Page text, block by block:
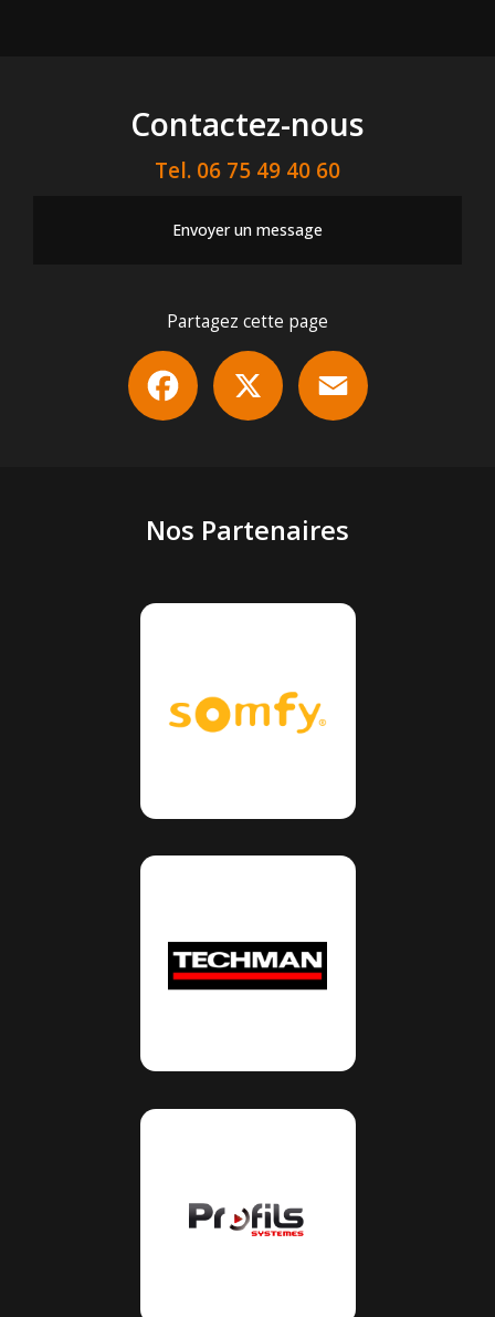
Contactez-nous
Tel. 06 75 49 40 60
Envoyer un message
Partagez cette page
Facebook
Nos Partenaires